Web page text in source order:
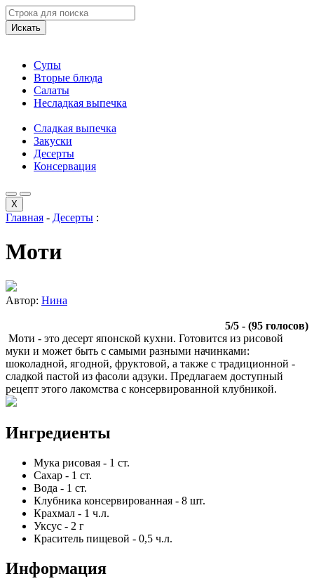
Искать
Супы
Вторые блюда
Салаты
Несладкая выпечка
Сладкая выпечка
Закуски
Десерты
Консервация
X
Главная - Десерты :
Моти
Автор: Нина
5/5 - (95 голосов)
Моти - это десерт японской кухни. Готовится из рисовой
муки и может быть с самыми разными начинками:
шоколадной, ягодной, фруктовой, а также с традиционной -
сладкой пастой из фасоли адзуки. Предлагаем доступный
рецепт этого лакомства с консервированной клубникой.
Ингредиенты
Мука рисовая - 1 ст.
Сахар - 1 ст.
Вода - 1 ст.
Клубника консервированная - 8 шт.
Крахмал - 1 ч.л.
Уксус - 2 г
Краситель пищевой - 0,5 ч.л.
Информация